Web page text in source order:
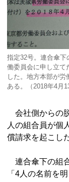
指定32号。連合傘
働委員会に申し立て
した。地方本部が
ある。（2018年4月
会社側からの
人の組合員が個
償請求を起こし
連合傘下の組
「4人の名前を